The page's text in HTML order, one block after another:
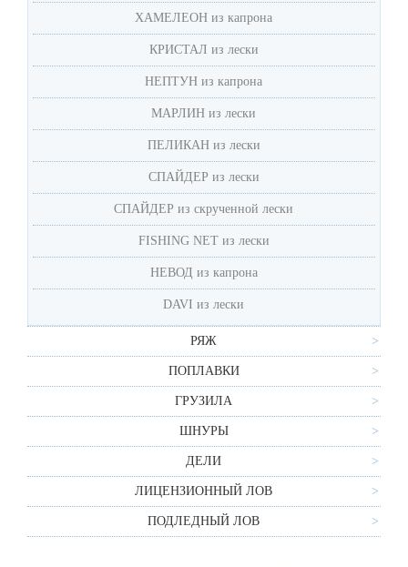
ХАМЕЛЕОН из капрона
КРИСТАЛ из лески
НЕПТУН из капрона
MАРЛИН из лески
ПЕЛИКАН из лески
СПАЙДЕР из лески
СПАЙДЕР из скрученной лески
FISHING NET из лески
НЕВОД из капрона
DAVI из лески
РЯЖ
ПОПЛАВКИ
ГРУЗИЛА
ШНУРЫ
ДЕЛИ
ЛИЦЕНЗИОННЫЙ ЛОВ
ПОДЛЕДНЫЙ ЛОВ